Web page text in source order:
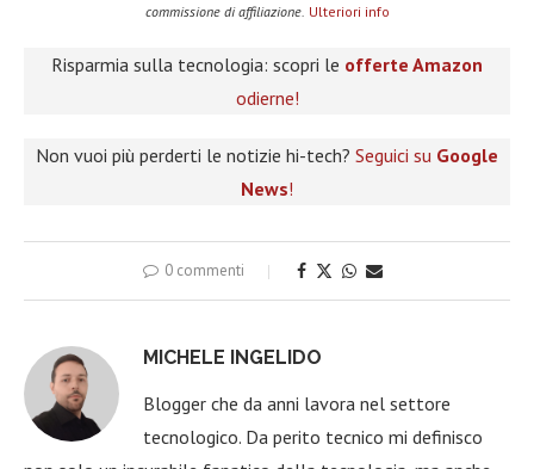
commissione di affiliazione. Ulteriori info
Risparmia sulla tecnologia: scopri le offerte Amazon
odierne!
Non vuoi più perderti le notizie hi-tech? Seguici su Google
News!
0 commenti
MICHELE INGELIDO
Blogger che da anni lavora nel settore
tecnologico. Da perito tecnico mi definisco